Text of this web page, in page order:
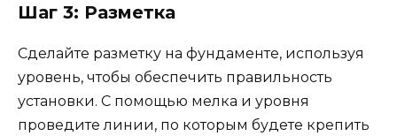
Шаг 3: Разметка
Сделайте разметку на фундаменте, используя
уровень, чтобы обеспечить правильность
установки. С помощью мелка и уровня
проведите линии, по которым будете крепить